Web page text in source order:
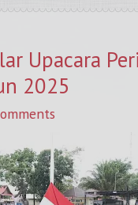
Upacara
2025